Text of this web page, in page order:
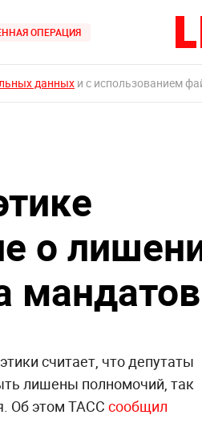
ОПЕРАЦИЯ
данных и с использованием
о
мандатов
считает, что депутаты
лишены полномочий, так
Об этом ТАСС сообщил